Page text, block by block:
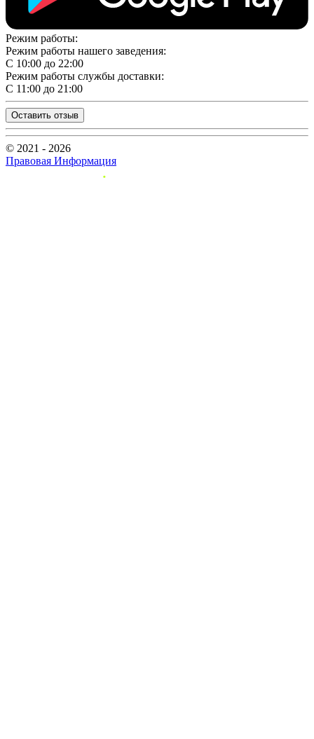
Режим работы:
Режим работы нашего заведения:
С 10:00 до 22:00
Режим работы службы доставки:
С 11:00 до 21:00
Оставить отзыв
© 2021 - 2026
Правовая Информация